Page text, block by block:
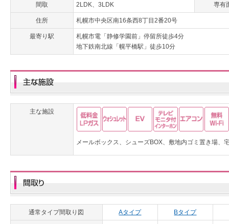
間取 2LDK、3LDK 専有
住所 札幌市中央区南16条西8丁目2番20号
最寄り駅
札幌市電「静修学園前」停留所徒歩4分
地下鉄南北線「幌平橋駅」徒歩10分
主な施設
メールボックス、シューズBOX、敷地内ゴミ置き場、
通常タイプ間取り図 Aタイプ Bタイプ